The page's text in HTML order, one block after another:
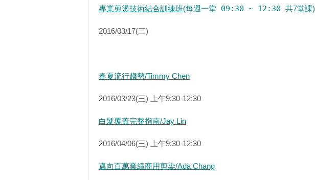
專業剪燙技術結合訓練班(每週一堂 09:30 ~ 12:30 共7堂課)
2016/03/17(三)
春夏流行趨勢/Timmy Chen
2016/03/23(三) 上午9:30-12:30
白髮覆蓋完整指南/Jay Lin
2016/04/06(三) 上午9:30-12:30
邁向百萬業績商用剪染/Ada Chang